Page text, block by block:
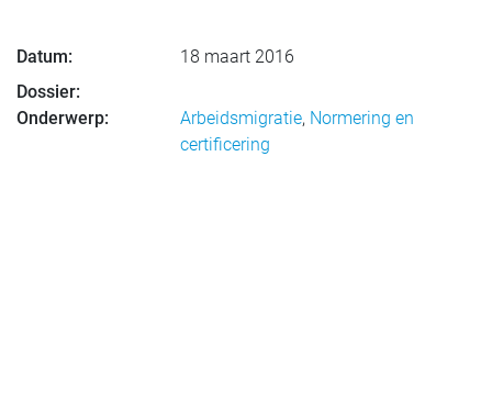
Datum:
18 maart 2016
Dossier:
Onderwerp:
Arbeidsmigratie, Normering en
certificering